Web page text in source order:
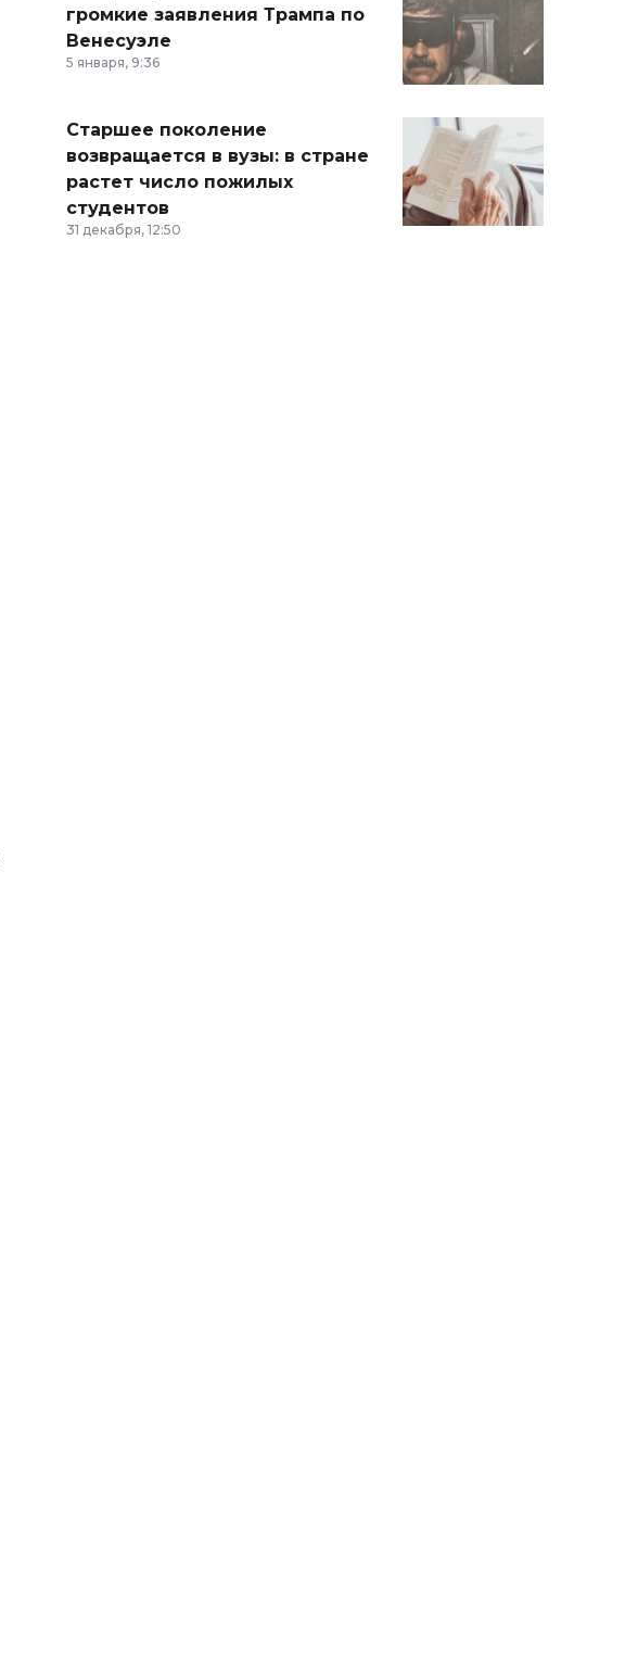
громкие заявления Трампа по
Венесуэле
5 января, 9:36
Старшее поколение
возвращается в вузы: в стране
растет число пожилых
студентов
31 декабря, 12:50